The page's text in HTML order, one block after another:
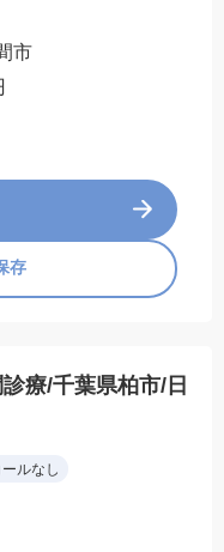
市
存
療/千葉県柏市/日
ルなし